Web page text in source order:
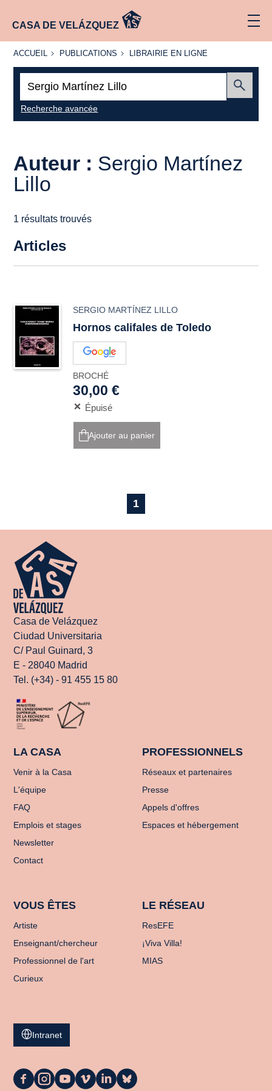
CASA DE VELÁZQUEZ
ACCUEIL
ACCUEIL PUBLICATIONS
PUBLICATIONS
LIBRAIRIE
LIBRAIRIE EN LIGNE
Recherche avancée
Auteur : Sergio Martínez
Lillo
1 résultats trouvés
Articles
SERGIO MARTÍNEZ LILLO
Hornos califales de Toledo
BROCHÉ
30,00 €
Épuisé
Ajouter au panier
1
Casa de Velázquez
Ciudad Universitaria
C/ Paul Guinard, 3
E - 28040 Madrid
Tel. (+34) - 91 455 15 80
LA CASA
Venir à la Casa
L'équipe
FAQ
Emplois et stages
Newsletter
Contact
PROFESSIONNELS
Réseaux et partenaires
Presse
Appels d'offres
Espaces et hébergement
VOUS ÊTES
Artiste
Enseignant/chercheur
Professionnel de l'art
Curieux
LE RÉSEAU
ResEFE
¡Viva Villa!
MIAS
Intranet
La
La
La
La
La
La